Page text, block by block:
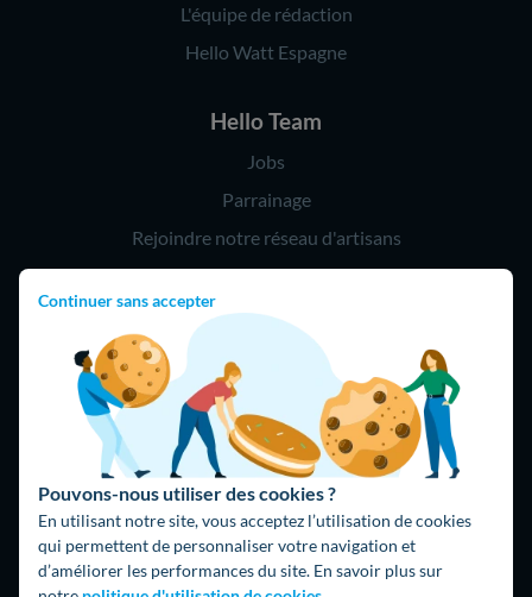
Continuer sans accepter
Pouvons-nous utiliser des cookies ?
En utilisant notre site, vous acceptez l’utilisation de cookies
qui permettent de personnaliser votre navigation et
d’améliorer les performances du site. En savoir plus sur
L'équipe de rédaction
Hello Watt Espagne
Hello Team
Jobs
Parrainage
Rejoindre notre réseau d'artisans
Hello !
09 75 18 60 60
(8h-21h)
75018 Paris